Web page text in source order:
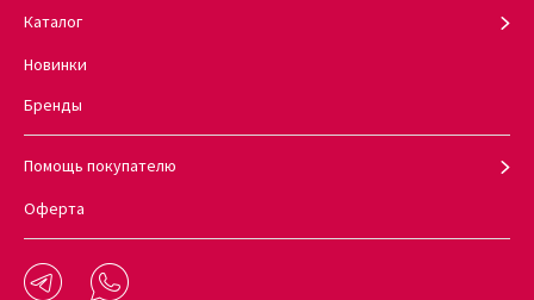
Каталог
Новинки
Бренды
Помощь покупателю
Оферта